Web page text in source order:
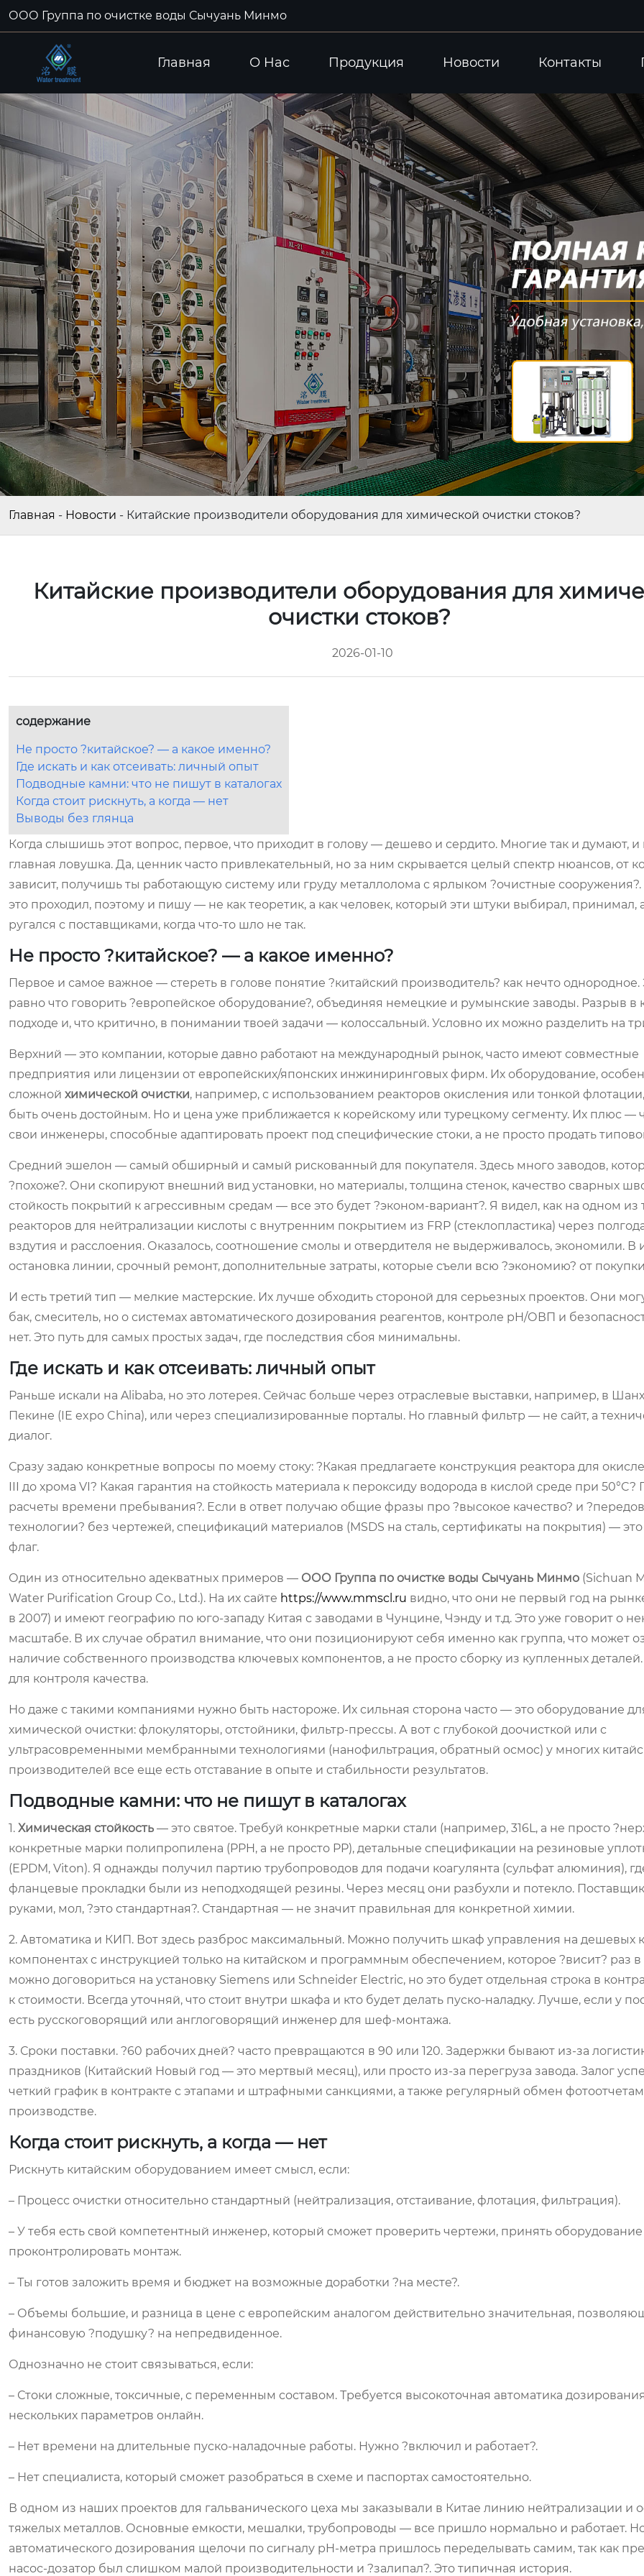
ООО Группа по очистке воды Сычуань Минмо
Главная О Hас Продукция Новости Контакты
Главная - Новости - Китайские производители оборудования для химической очистки стоков?
Китайские производители оборудования для
очистки стоков?
2026-01-10
содержание
Не просто ?китайское? — а какое именно?
Где искать и как отсеивать: личный опыт
Подводные камни: что не пишут в каталогах
Когда стоит рискнуть, а когда — нет
Выводы без глянца
Когда слышишь этот вопрос, первое, что приходит в голову — дешево и сердито. Многие так и думают, и
главная ловушка. Да, ценник часто привлекательный, но за ним скрывается целый спектр нюансов, от
зависит, получишь ты работающую систему или груду металлолома с ярлыком ?очистные
это проходил, поэтому и пишу — не как теоретик, а как человек, который эти штуки выбирал, принимал,
ругался с поставщиками, когда что-то шло не так.
Не просто ?китайское? — а какое именно?
Первое и самое важное — стереть в голове понятие ?китайский производитель? как нечто однородное.
равно что говорить ?европейское оборудование?, объединяя немецкие и румынские заводы. Разрыв в
подходе и, что критично, в понимании твоей задачи — колоссальный. Условно их можно разделить на
Верхний — это компании, которые давно работают на международный рынок, часто имеют совместные
предприятия или лицензии от европейских/японских инжиниринговых фирм. Их оборудование,
сложной химической очистки, например, с использованием реакторов окисления или тонкой
быть очень достойным. Но и цена уже приближается к корейскому или турецкому сегменту. Их плюс —
свои инженеры, способные адаптировать проект под специфические стоки, а не просто продать
Средний эшелон — самый обширный и самый рискованный для покупателя. Здесь много заводов,
?похоже?. Они скопируют внешний вид установки, но материалы, толщина стенок, качество сварных
стойкость покрытий к агрессивным средам — все это будет ?эконом-вариант?. Я видел, как на одном из
реакторов для нейтрализации кислоты с внутренним покрытием из FRP (стеклопластика) через
вздутия и расслоения. Оказалось, соотношение смолы и отвердителя не выдерживалось, экономили. В
остановка линии, срочный ремонт, дополнительные затраты, которые съели всю ?экономию? от
И есть третий тип — мелкие мастерские. Их лучше обходить стороной для серьезных проектов. Они
бак, смеситель, но о системах автоматического дозирования реагентов, контроле pH/ОВП и
нет. Это путь для самых простых задач, где последствия сбоя минимальны.
Где искать и как отсеивать: личный опыт
Раньше искали на Alibaba, но это лотерея. Сейчас больше через отраслевые выставки, например, в
Пекине (IE expo China), или через специализированные порталы. Но главный фильтр — не сайт, а
диалог.
Сразу задаю конкретные вопросы по моему стоку: ?Какая предлагаете конструкция реактора для
III до хрома VI? Какая гарантия на стойкость материала к пероксиду водорода в кислой среде при 50°C?
расчеты времени пребывания?. Если в ответ получаю общие фразы про ?высокое качество? и
технологии? без чертежей, спецификаций материалов (MSDS на сталь, сертификаты на покрытия) —
флаг.
Один из относительно адекватных примеров — ООО Группа по очистке воды Сычуань Минмо (Sichuan
Water Purification Group Co., Ltd.). На их сайте https://www.mmscl.ru видно, что они не первый год на
в 2007) и имеют географию по юго-западу Китая с заводами в Чунцине, Чэнду и т.д. Это уже говорит о
масштабе. В их случае обратил внимание, что они позиционируют себя именно как группа, что может
наличие собственного производства ключевых компонентов, а не просто сборку из купленных
для контроля качества.
Но даже с такими компаниями нужно быть настороже. Их сильная сторона часто — это оборудование
химической очистки: флокуляторы, отстойники, фильтр-прессы. А вот с глубокой доочисткой или с
ультрасовременными мембранными технологиями (нанофильтрация, обратный осмос) у многих
производителей все еще есть отставание в опыте и стабильности результатов.
Подводные камни: что не пишут в каталогах
1. Химическая стойкость — это святое. Требуй конкретные марки стали (например, 316L, а не просто
конкретные марки полипропилена (PPH, а не просто PP), детальные спецификации на резиновые
(EPDM, Viton). Я однажды получил партию трубопроводов для подачи коагулянта (сульфат алюминия),
фланцевые прокладки были из неподходящей резины. Через месяц они разбухли и потекло.
руками, мол, ?это стандартная?. Стандартная — не значит правильная для конкретной химии.
2. Автоматика и КИП. Вот здесь разброс максимальный. Можно получить шкаф управления на дешевых
компонентах с инструкцией только на китайском и программным обеспечением, которое ?висит? раз
можно договориться на установку Siemens или Schneider Electric, но это будет отдельная строка в
к стоимости. Всегда уточняй, что стоит внутри шкафа и кто будет делать пуско-наладку. Лучше, если у
есть русскоговорящий или англоговорящий инженер для шеф-монтажа.
3. Сроки поставки. ?60 рабочих дней? часто превращаются в 90 или 120. Задержки бывают из-за
праздников (Китайский Новый год — это мертвый месяц), или просто из-за перегруза завода. Залог
четкий график в контракте с этапами и штрафными санкциями, а также регулярный обмен
производстве.
Когда стоит рискнуть, а когда — нет
Рискнуть китайским оборудованием имеет смысл, если:
– Процесс очистки относительно стандартный (нейтрализация, отстаивание, флотация, фильтрация).
– У тебя есть свой компетентный инженер, который сможет проверить чертежи, принять
проконтролировать монтаж.
– Ты готов заложить время и бюджет на возможные доработки ?на месте?.
– Объемы большие, и разница в цене с европейским аналогом действительно значительная,
финансовую ?подушку? на непредвиденное.
Однозначно не стоит связываться, если:
– Стоки сложные, токсичные, с переменным составом. Требуется высокоточная автоматика
нескольких параметров онлайн.
– Нет времени на длительные пуско-наладочные работы. Нужно ?включил и работает?.
– Нет специалиста, который сможет разобраться в схеме и паспортах самостоятельно.
В одном из наших проектов для гальванического цеха мы заказывали в Китае линию нейтрализации и
тяжелых металлов. Основные емкости, мешалки, трубопроводы — все пришло нормально и работает.
автоматического дозирования щелочи по сигналу pH-метра пришлось переделывать самим, так как
насос-дозатор был слишком малой производительности и ?залипал?. Это типичная история.